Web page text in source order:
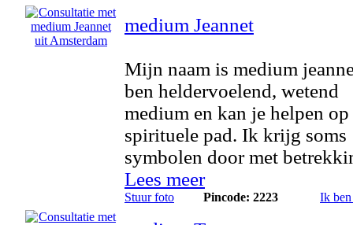
medium Jeannet
Mijn naam is medium
ben heldervoelend, wetend
medium en kan je helpen
spirituele pad. Ik krijg soms
symbolen door met
Lees meer
Stuur foto Pincode: 2223 Ik